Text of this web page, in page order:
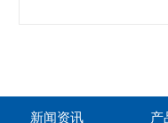
新闻资讯 产